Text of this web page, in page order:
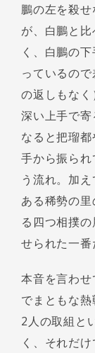
鵬の左を殺
が、白鵬と
く、白鵬の
っているの
の返しもなく
深い上手で
なると把瑠
手から振ら
う流れ。加
ある稀勢の
る四つ相撲
せられた一番
本音を言わ
でまともな
2人の取組と
く、それだ